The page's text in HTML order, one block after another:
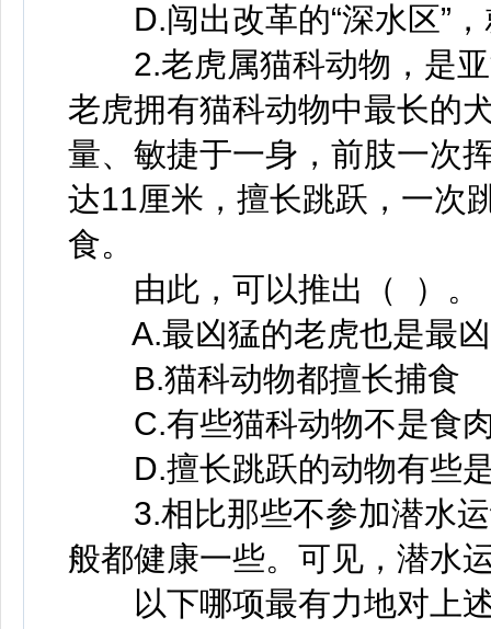
D.闯出改革的“深水区”，
2.老虎属猫科动物，是亚
老虎拥有猫科动物中最长的
量、敏捷于一身，前肢一次
达11厘米，擅长跳跃，一次
食。
由此，可以推出（ ）。
A.最凶猛的老虎也是最凶
B.猫科动物都擅长捕食
C.有些猫科动物不是食
D.擅长跳跃的动物有些
3.相比那些不参加潜水运
般都健康一些。可见，潜水
以下哪项最有力地对上